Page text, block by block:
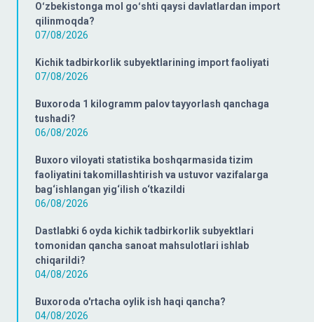
Oʻzbekistonga mol goʻshti qaysi davlatlardan import
qilinmoqda?
07/08/2026
Kichik tadbirkorlik subyektlarining import faoliyati
07/08/2026
Buxoroda 1 kilogramm palov tayyorlash qanchaga
tushadi?
06/08/2026
Buxoro viloyati statistika boshqarmasida tizim
faoliyatini takomillashtirish va ustuvor vazifalarga
bag‘ishlangan yig‘ilish o‘tkazildi
06/08/2026
Dastlabki 6 oyda kichik tadbirkorlik subyektlari
tomonidan qancha sanoat mahsulotlari ishlab
chiqarildi?
04/08/2026
Buxoroda o'rtacha oylik ish haqi qancha?
04/08/2026